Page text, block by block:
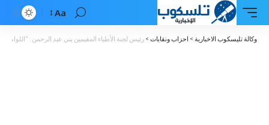
Font
Resizer
Aa
وكالة تليسكوب الاخبارية > احزاب ونقابات > رئيس لجنة الأطباء المقيمين بني عبد الرحمن :